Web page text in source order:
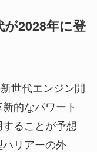
が2028年に登
世代エンジン開
的なパワート
ることが予想
リアーの外